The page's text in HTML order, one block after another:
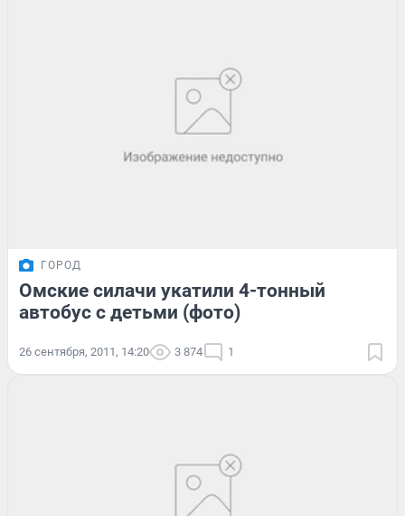
ГОРОД
Омские силачи укатили 4-тонный
автобус с детьми (фото)
26 сентября, 2011, 14:20 3 874 1